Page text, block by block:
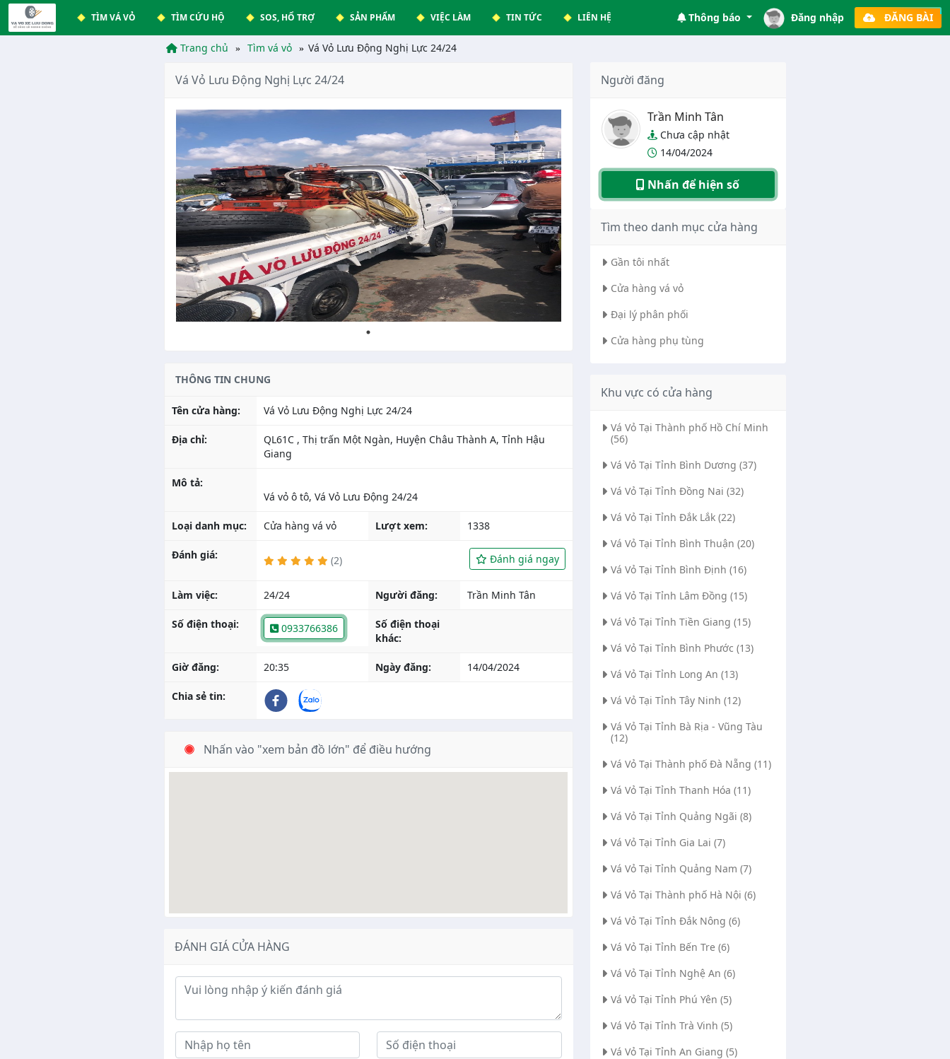
TÌM VÁ VỎ TÌM CỨU HỘ SOS, HỔ TRỢ SẢN PHẨM VIỆC LÀM TIN TỨC LIÊN HỆ Thông báo Đăng nhập ĐĂNG BÀI
Trang chủ Tìm vá vỏ Vá Vỏ Lưu Động Nghị Lực 24/24
Vá Vỏ Lưu Động Nghị Lực 24/24
THÔNG TIN CHUNG
Tên cửa hàng: Vá Vỏ Lưu Động Nghị Lực 24/24
Địa chỉ:
QL61C , Thị trấn Một Ngàn, Huyện Châu Thành A, Tỉnh Hậu
Giang
Mô tả:
Loại danh mục: Cửa hàng vá vỏ Lượt xem: 1338
Đánh giá: (2) Đánh giá ngay
Làm việc: 24/24 Người đăng: Trần Minh Tân
Số điện thoại: 0933766386
Số điện thoại
khác:
Giờ đăng: 20:35 Ngày đăng: 14/04/2024
Chia sẻ tin:
Nhấn vào "xem bản đồ lớn" để điều hướng
ĐÁNH GIÁ CỬA HÀNG
Ý kiến đánh giá
Người đăng
Trần Minh Tân
Chưa cập nhật
14/04/2024
Nhấn để hiện số
Tìm theo danh mục cửa hàng
Gần tôi nhất
Cửa hàng vá vỏ
Đại lý phân phối
Cửa hàng phụ tùng
Khu vực có cửa hàng
Vá Vỏ Tại Thành phố Hồ Chí Minh
(56)
Vá Vỏ Tại Tỉnh Bình Dương (37)
Vá Vỏ Tại Tỉnh Đồng Nai (32)
Vá Vỏ Tại Tỉnh Đắk Lắk (22)
Vá Vỏ Tại Tỉnh Bình Thuận (20)
Vá Vỏ Tại Tỉnh Bình Định (16)
Vá Vỏ Tại Tỉnh Lâm Đồng (15)
Vá Vỏ Tại Tỉnh Tiền Giang (15)
Vá Vỏ Tại Tỉnh Bình Phước (13)
Vá Vỏ Tại Tỉnh Long An (13)
Vá Vỏ Tại Tỉnh Tây Ninh (12)
Vá Vỏ Tại Tỉnh Bà Rịa - Vũng Tàu
(12)
Vá Vỏ Tại Thành phố Đà Nẵng (11)
Vá Vỏ Tại Tỉnh Thanh Hóa (11)
Vá Vỏ Tại Tỉnh Quảng Ngãi (8)
Vá Vỏ Tại Tỉnh Gia Lai (7)
Vá Vỏ Tại Tỉnh Quảng Nam (7)
Vá Vỏ Tại Thành phố Hà Nội (6)
Vá Vỏ Tại Tỉnh Đắk Nông (6)
Vá Vỏ Tại Tỉnh Bến Tre (6)
Vá Vỏ Tại Tỉnh Nghệ An (6)
Vá Vỏ Tại Tỉnh Phú Yên (5)
Vá Vỏ Tại Tỉnh Trà Vinh (5)
Vá Vỏ Tại Tỉnh An Giang (5)